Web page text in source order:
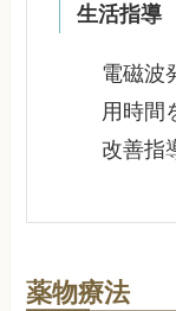
生活指導
電磁波
用時間
改善指
薬物療法